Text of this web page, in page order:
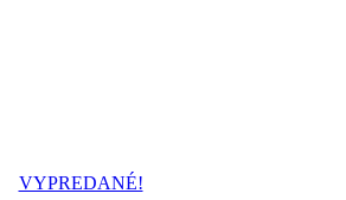
VYPREDANÉ!